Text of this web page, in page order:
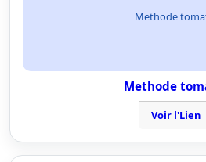
Methode
Methode
Voir l'Lien